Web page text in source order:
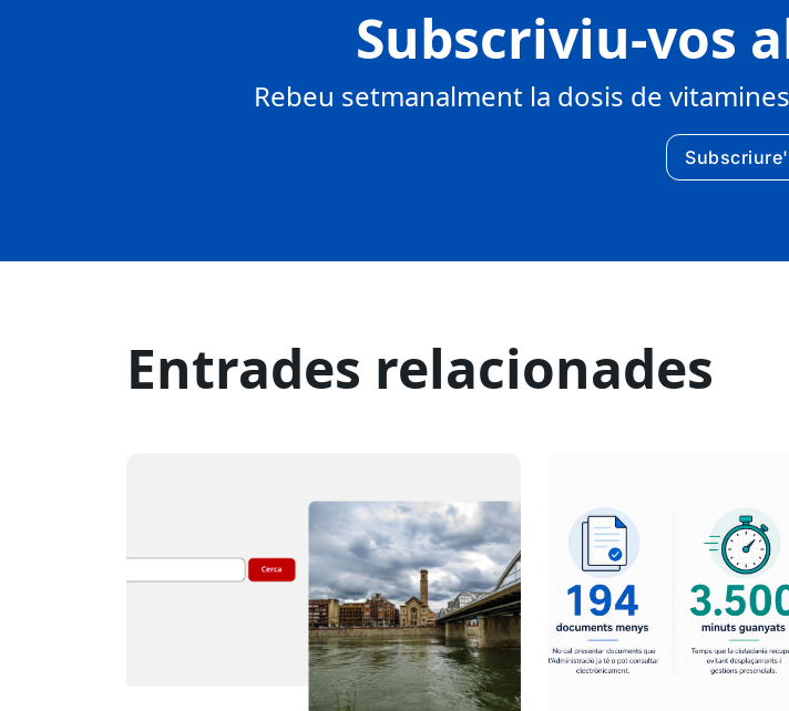
Subscriviu-vos
Rebeu setmanalment la dosis de
Entrades relacionades